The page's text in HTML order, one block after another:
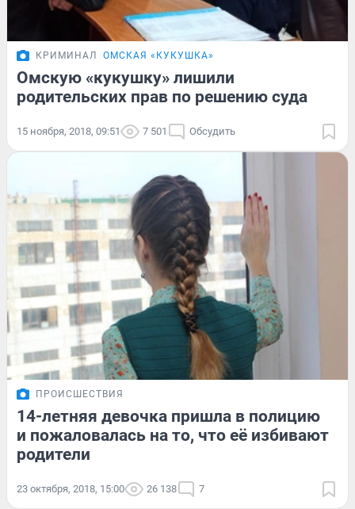
КРИМИНАЛ ОМСКАЯ «КУКУШКА»
Омскую «кукушку» лишили
родительских прав по решению суда
15 ноября, 2018, 09:51 7 501 Обсудить
ПРОИСШЕСТВИЯ
14-летняя девочка пришла в полицию
и пожаловалась на то, что её избивают
родители
23 октября, 2018, 15:00 26 138 7